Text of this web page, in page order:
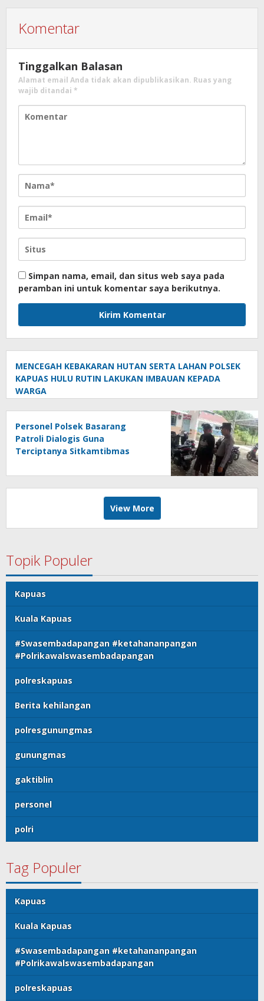
Komentar
Tinggalkan Balasan
Alamat email Anda tidak akan dipublikasikan. Ruas yang
wajib ditandai *
Simpan nama, email, dan situs web saya pada
peramban ini untuk komentar saya berikutnya.
MENCEGAH KEBAKARAN HUTAN SERTA LAHAN POLSEK
KAPUAS HULU RUTIN LAKUKAN IMBAUAN KEPADA
WARGA
Personel Polsek Basarang
Patroli Dialogis Guna
Terciptanya Sitkamtibmas
View More
Topik Populer
Kapuas
Kuala Kapuas
#Swasembadapangan #ketahananpangan
#Polrikawalswasembadapangan
polreskapuas
Berita kehilangan
polresgunungmas
gunungmas
gaktiblin
personel
polri
Tag Populer
Kapuas
Kuala Kapuas
#Swasembadapangan #ketahananpangan
#Polrikawalswasembadapangan
polreskapuas